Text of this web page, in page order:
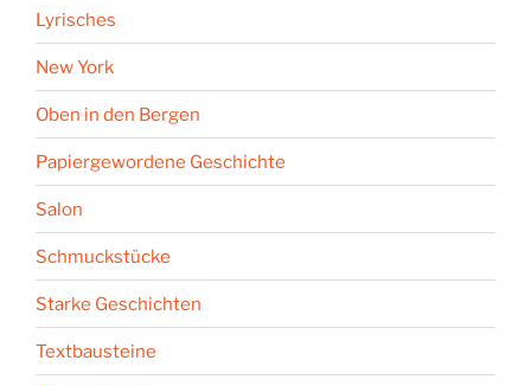
Lyrisches
New York
Oben in den Bergen
Papiergewordene Geschichte
Salon
Schmuckstücke
Starke Geschichten
Textbausteine